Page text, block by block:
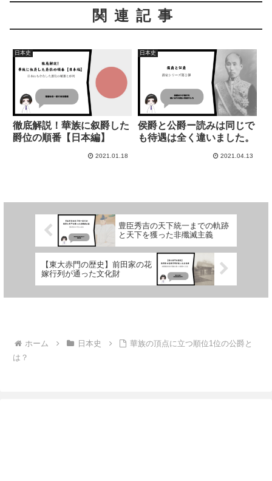
関連記事
日本史
徹底解説！華族に叙爵した
爵位の順番【日本編】
2021.01.18
日本史
侯爵と公爵ー読みは同じで
も待遇は全く違いました。
2021.04.13
豊臣秀吉の天下統一までの軌跡
と天下を獲った非殲滅主義
【東大赤門の歴史】前田家の花
嫁行列が通った文化財
ホーム 日本史
華族の頂点に立つ順位1位の公爵と
は？